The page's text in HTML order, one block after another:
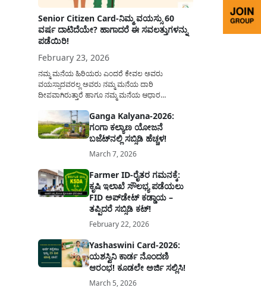
Senior Citizen Card-ನಿಮ್ಮ ವಯಸ್ಸು 60
ವರ್ಷ ದಾಟಿದೆಯೇ? ಹಾಗಾದರೆ ಈ ಸವಲತ್ತುಗಳನ್ನು
ಪಡೆಯಿರಿ!
February 23, 2026
ನಮ್ಮ ಮನೆಯ ಹಿರಿಯರು ಎಂದರೆ ಕೇವಲ ಅವರು
ವಯಸ್ಸಾದವರಲ್ಲ ಅವರು ನಮ್ಮ ಮನೆಯ ದಾರಿ
ದೀಪವಾಗಿರುತ್ತಾರೆ ಹಾಗೂ ನಮ್ಮ ಮನೆಯ ಆಧಾರ
ಸಮಾಜಕ್ಕಾಗಿ ದುಡಿತಿರುತ್ತಾರೆ ಹಾಗೆಯೇ ಅವರು ತಮ್ಮ 60
ವರ್ಷಗಳ ನಂತರದ ಜೀವನವನ್ನು ನೆಮ್ಮದಿಯಿಂದ
ಕಳೆಯಬೇಕೆಂಬುದು ಪ್ರತಿಯೊಬ್ಬರ ಕನಸಾಗಿರುತ್ತದೆ ಆದ್ದರಿಂದ
ಸರ್ಕಾರವು ಹಿರಿಯ ನಾಗರಿಕರ ಗುರುತಿನ ಚೀಟಿ...
Ganga Kalyana-2026:
ಗಂಗಾ ಕಲ್ಯಾಣ ಯೋಜನೆ
ಬಜೆಟ್‌ನಲ್ಲಿ ಸಬ್ಸಿಡಿ ಹೆಚ್ಚಳ!
March 7, 2026
Farmer ID-ರೈತರ ಗಮನಕ್ಕೆ:
ಕೃಷಿ ಇಲಾಖೆ ಸೌಲಭ್ಯ ಪಡೆಯಲು
FID ಅಪ್‌ಡೇಟ್ ಕಡ್ಡಾಯ –
ತಪ್ಪಿದರೆ ಸಬ್ಸಿಡಿ ಕಟ್!
February 22, 2026
Yashaswini Card-2026:
ಯಶಸ್ವಿನಿ ಕಾರ್ಡ ನೊಂದಣಿ
ಆರಂಭ! ಕೂಡಲೇ ಅರ್ಜಿ ಸಲ್ಲಿಸಿ!
March 5, 2026